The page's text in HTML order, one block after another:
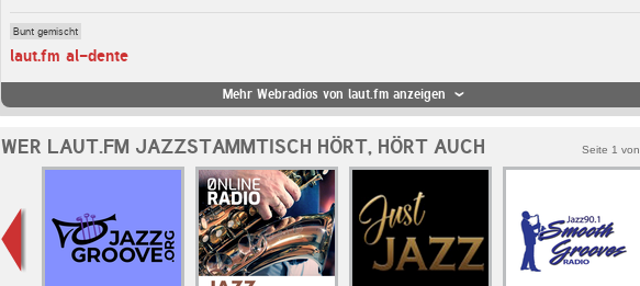
Bunt gemischt
laut.fm al-dente
Mehr Webradios von laut.fm anzeigen
WER LAUT.FM JAZZSTAMMTISCH HÖRT, HÖRT AUCH Seite 1 von